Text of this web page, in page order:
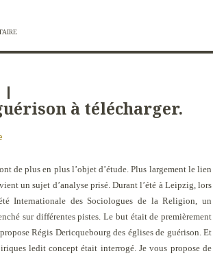
à télécharger.
de plus en plus l’objet d’étude. Plus largement le lien
un sujet d’analyse prisé. Durant l’été à Leipzig, lors
Internationale des Sociologues de la Religion, un
sur différentes pistes. Le but était de premièrement
Régis Dericquebourg des églises de guérison. Et
ledit concept était interrogé. Je vous propose de